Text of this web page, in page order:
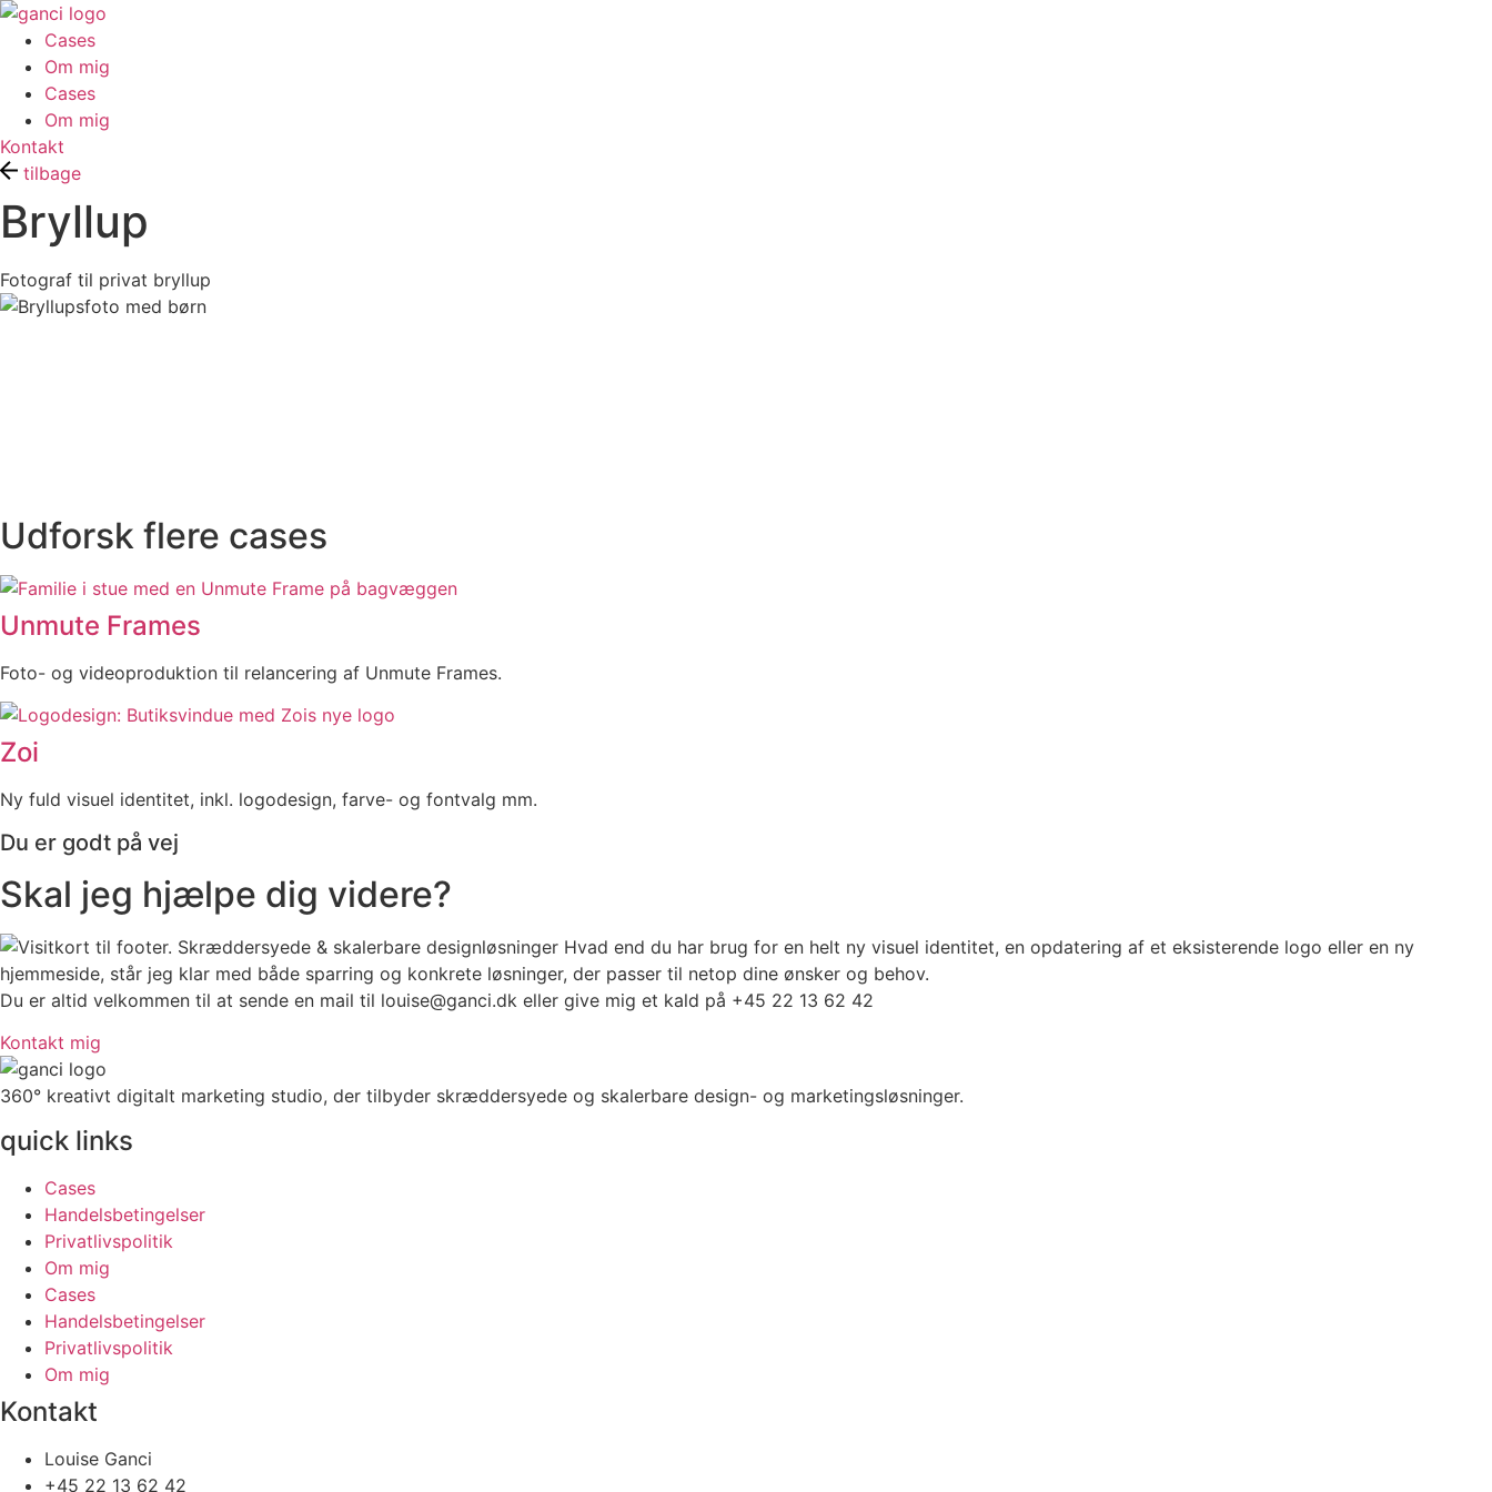
Videre
indhold
Cases
Om mig
Cases
Om mig
Kontakt
tilbage
Bryllup
Fotograf til privat bryllup
Udforsk flere cases
Unmute Frames
Foto- og videoproduktion til relancering af Unmute Frames.
Zoi
Ny fuld visuel identitet, inkl. logodesign, farve- og fontvalg mm.
Du er godt på vej
Skal jeg hjælpe dig videre?
Du er altid velkommen til at sende en mail til louise@ganci.dk eller give mig et kald på +45 22 13 62 42
Kontakt mig
360° kreativt digitalt marketing studio, der tilbyder skræddersyede og skalerbare design- og marketingsløsninger.
quick links
Cases
Handelsbetingelser
Privatlivspolitik
Om mig
Cases
Handelsbetingelser
Privatlivspolitik
Om mig
Kontakt
Louise Ganci
+45 22 13 62 42